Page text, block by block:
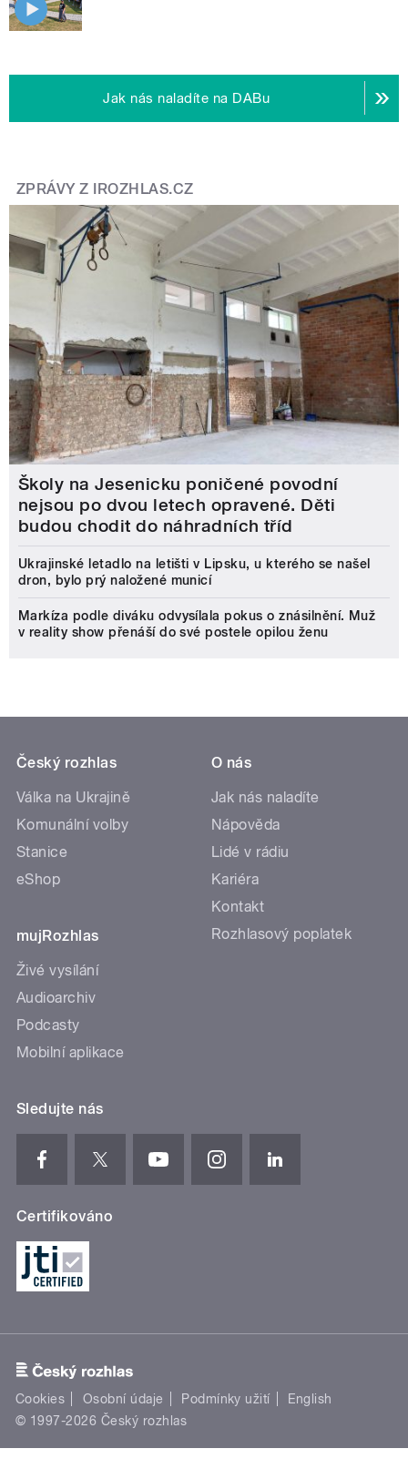
Jak nás naladíte na DABu
ZPRÁVY Z IROZHLAS.CZ
Školy na Jesenicku poničené povodní
nejsou po dvou letech opravené. Děti
budou chodit do náhradních tříd
Ukrajinské letadlo na letišti v Lipsku, u kterého se našel
dron, bylo prý naložené municí
Markíza podle diváku odvysílala pokus o znásilnění. Muž
v reality show přenáší do své postele opilou ženu
Český rozhlas
Válka na Ukrajině
Komunální volby
Stanice
eShop
mujRozhlas
Živé vysílání
Audioarchiv
Podcasty
Mobilní aplikace
O nás
Jak nás naladíte
Nápověda
Lidé v rádiu
Kariéra
Kontakt
Rozhlasový poplatek
Sledujte nás
Certifikováno
Cookies Osobní údaje Podmínky užití
English
© 1997-2026 Český rozhlas